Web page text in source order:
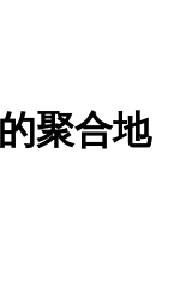
聚合地